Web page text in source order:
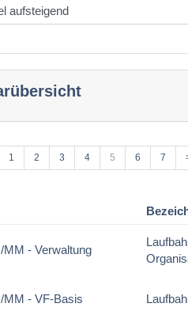
1 2 3 4 5 6 7
MM - Verwaltung
MM - VF-Basis